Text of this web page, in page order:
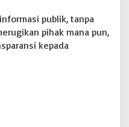
publik, tanpa
pihak mana pun,
kepada